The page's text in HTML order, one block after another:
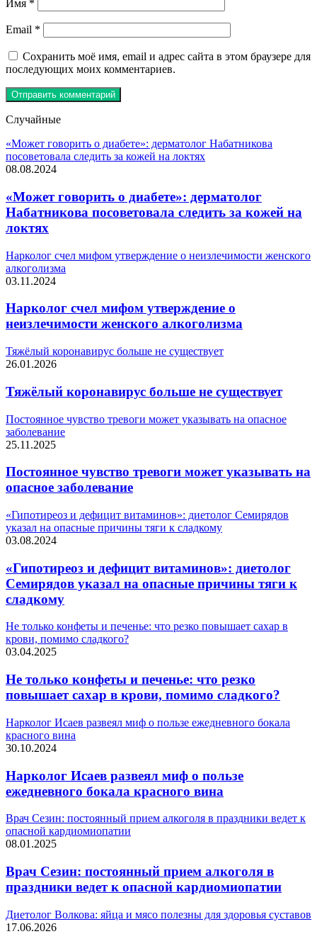
Имя *
Email *
Сохранить моё имя, email и адрес сайта в этом браузере для
последующих моих комментариев.
Случайные
«Может говорить о диабете»: дерматолог Набатникова
посоветовала следить за кожей на локтях
08.08.2024
«Может говорить о диабете»: дерматолог
Набатникова посоветовала следить за кожей на
локтях
Нарколог счел мифом утверждение о неизлечимости женского
алкоголизма
03.11.2024
Нарколог счел мифом утверждение о
неизлечимости женского алкоголизма
Тяжёлый коронавирус больше не существует
26.01.2026
Тяжёлый коронавирус больше не существует
Постоянное чувство тревоги может указывать на опасное
заболевание
25.11.2025
Постоянное чувство тревоги может указывать на
опасное заболевание
«Гипотиреоз и дефицит витаминов»: диетолог Семирядов
указал на опасные причины тяги к сладкому
03.08.2024
«Гипотиреоз и дефицит витаминов»: диетолог
Семирядов указал на опасные причины тяги к
сладкому
Не только конфеты и печенье: что резко повышает сахар в
крови, помимо сладкого?
03.04.2025
Не только конфеты и печенье: что резко
повышает сахар в крови, помимо сладкого?
Нарколог Исаев развеял миф о пользе ежедневного бокала
красного вина
30.10.2024
Нарколог Исаев развеял миф о пользе
ежедневного бокала красного вина
Врач Сезин: постоянный прием алкоголя в праздники ведет к
опасной кардиомиопатии
08.01.2025
Врач Сезин: постоянный прием алкоголя в
праздники ведет к опасной кардиомиопатии
Диетолог Волкова: яйца и мясо полезны для здоровья суставов
17.06.2026